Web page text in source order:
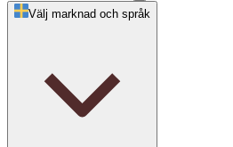
Välj marknad och språk